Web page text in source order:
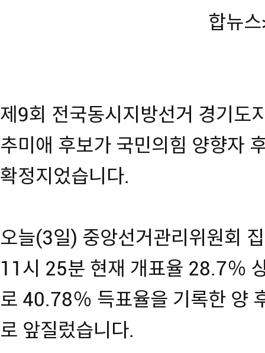
합뉴
제9회 전국동시지방선거 경기도
추미애 후보가 국민의힘 양향자
확정지었습니다.
오늘(3일) 중앙선거관리위원회
11시 25분 현재 개표율 28.7％
로 40.78％ 득표율을 기록한 양
로 앞질렀습니다.